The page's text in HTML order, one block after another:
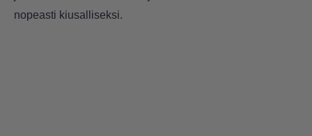
nopeasti kiusalliseksi.